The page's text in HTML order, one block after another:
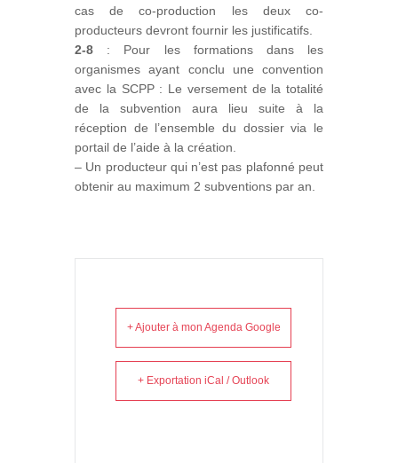
cas de co-production les deux co-
producteurs devront fournir les justificatifs.
2-8 : Pour les formations dans les
organismes ayant conclu une convention
avec la SCPP : Le versement de la totalité
de la subvention aura lieu suite à la
réception de l’ensemble du dossier via le
portail de l’aide à la création.
– Un producteur qui n’est pas plafonné peut
obtenir au maximum 2 subventions par an.
+ Ajouter à mon Agenda Google
+ Exportation iCal / Outlook